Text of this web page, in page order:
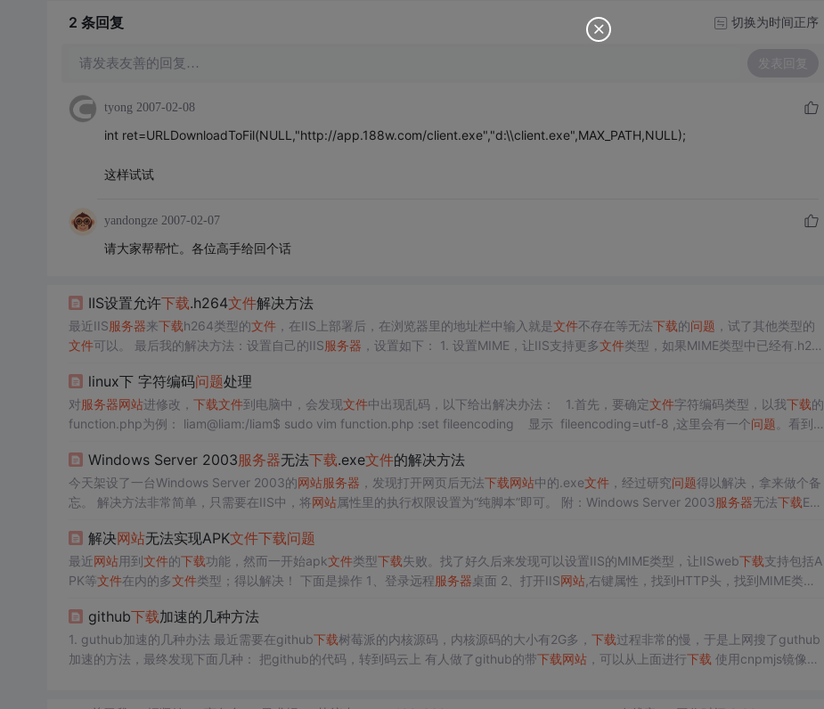
2 条回复 切换为时间正序
请发表友善的回复… 发表回复
tyong 2007-02-08
int ret=URLDownloadToFil(NULL,"http://app.188w.com/client.exe","d:\\client.exe",MAX_PATH,NULL);
这样试试
yandongze 2007-02-07
请大家帮帮忙。各位高手给回个话
IIS设置允许下载.h264文件解决方法
最近IIS服务器来下载h264类型的文件，在IIS上部署后，在浏览器里的地址栏中输入就是文件不存在等无法下载的问题 ，试了其他类型的
文件
可以。 最后我的解决方法：设置自己的IIS服务器 ，设置如下： 1. 设置MIME，让IIS支持更多文件类型，如果MIME类型中已经有.h26
linux下 字符编码问题处理
对服务器网站进修改， 下载文件到电脑中，会发现文件中出现乱码，以下给出解决办法： 1.首先，要确定文件字符编码类型，以我下载的
function.php为例： liam@liam:/liam$ sudo vim function.php :set fileencoding 显示 fileencoding=utf-8 ,这里会有一个问题 。看到后
Windows Server 2003服务器无法下载.exe文件的解决方法
今天架设了一台Windows Server 2003的网站服务器 ，发现打开网页后无法下载网站中的.exe文件，经过研究问题得以解决，拿来做个备
忘。 解决方法非常简单，只需要在IIS中，将网站属性里的执行权限设置为“纯脚本”即可。 附：Windows Server 2003服务器无法下载EXE
解决网站无法实现APK文件下载问题
最近网站用到文件的下载功能，然而一开始apk文件类型下载失败。找了好久后来发现可以设置IIS的MIME类型，让IISweb下载支持包括A
PK等文件在内的多文件 类型；得以解决！ 下面是操作 1、登录远程服务器 桌面 2、打开IIS网站,右键属性，找到HTTP头，找到MIME类型
github下载加速的几种方法
1. guthub加速的几种办法 最近需要在github下载树莓派的内核源码，内核源码的大小有2G多， 下载过程非常的慢，于是上网搜了guthub
加速的方法，最终发现下面几种： 把github的代码，转到码云上 有人做了github的带下载网站，可以从上面进行下载 使用cnpmjs镜像进